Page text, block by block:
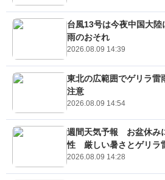
台風13号は今夜中国大
雨のおそれ
2026.08.09 14:39
東北の広範囲でゲリラ
注意
2026.08.09 14:54
週間天気予報 お盆休み
性 厳しい暑さとゲリラ
2026.08.09 14:28